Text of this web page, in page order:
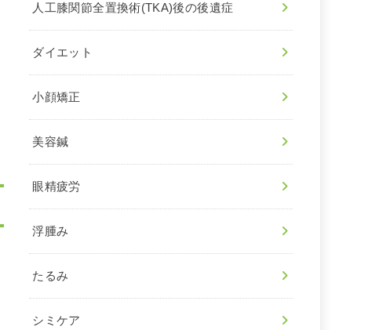
人工膝関節全置換術(TKA)後の後遺症
ダイエット
小顔矯正
美容鍼
眼精疲労
浮腫み
たるみ
シミケア